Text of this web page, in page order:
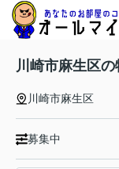
川崎市麻生区
川崎市麻生区
募集中